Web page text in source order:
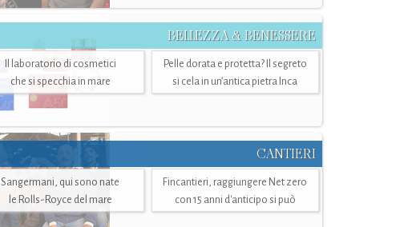
BELLEZZA & BENESSERE
Il laboratorio di cosmetici
che si specchia in mare
Pelle dorata e protetta? Il segreto
si cela in un’antica pietra Inca
CANTIERI
Sangermani, qui sono nate
le Rolls-Royce del mare
Fincantieri, raggiungere Net zero
con 15 anni d'anticipo si può